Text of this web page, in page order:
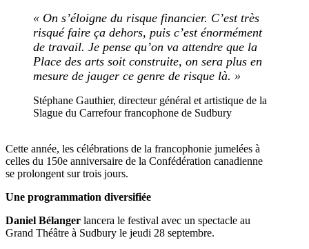
« On s’éloigne du risque financier. C’est très
risqué faire ça dehors, puis c’est énormément
de travail. Je pense qu’on va attendre que la
Place des arts soit construite, on sera plus en
mesure de jauger ce genre de risque là. »
Stéphane Gauthier, directeur général et artistique de la
Slague du Carrefour francophone de Sudbury
Cette année, les célébrations de la francophonie jumelées à
celles du 150e anniversaire de la Confédération canadienne
se prolongent sur trois jours.
Une programmation diversifiée
Daniel Bélanger lancera le festival avec un spectacle au
Grand Théâtre à Sudbury le jeudi 28 septembre.